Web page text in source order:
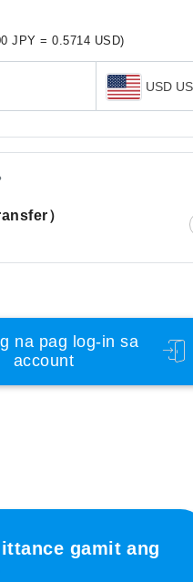
JPY = 0.5714 USD)
USD
）
na pag log-in sa
account
gamit ang